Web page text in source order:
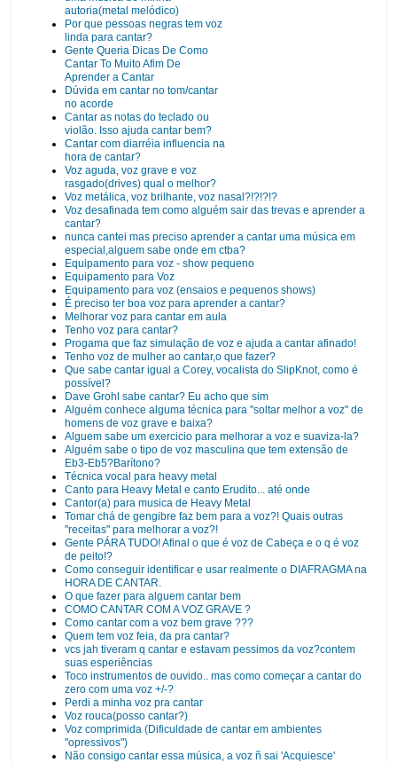
autoria(metal melódico)
Por que pessoas negras tem voz
linda para cantar?
Gente Queria Dicas De Como
Cantar To Muito Afim De
Aprender a Cantar
Dúvida em cantar no tom/cantar
no acorde
Cantar as notas do teclado ou
violão. Isso ajuda cantar bem?
Cantar com diarréia influencia na
hora de cantar?
Voz aguda, voz grave e voz
rasgado(drives) qual o melhor?
Voz metálica, voz brilhante, voz nasal?!?!?!?
Voz desafinada tem como alguém sair das trevas e aprender a
cantar?
nunca cantei mas preciso aprender a cantar uma música em
especial,alguem sabe onde em ctba?
Equipamento para voz - show pequeno
Equipamento para Voz
Equipamento para voz (ensaios e pequenos shows)
É preciso ter boa voz para aprender a cantar?
Melhorar voz para cantar em aula
Tenho voz para cantar?
Progama que faz simulação de voz e ajuda a cantar afinado!
Tenho voz de mulher ao cantar,o que fazer?
Que sabe cantar igual a Corey, vocalista do SlipKnot, como é
possível?
Dave Grohl sabe cantar? Eu acho que sim
Alguém conhece alguma técnica para "soltar melhor a voz" de
homens de voz grave e baixa?
Alguem sabe um exercicio para melhorar a voz e suaviza-la?
Alguém sabe o tipo de voz masculina que tem extensão de
Eb3-Eb5?Barítono?
Técnica vocal para heavy metal
Canto para Heavy Metal e canto Erudito... até onde
Cantor(a) para musica de Heavy Metal
Tomar chá de gengibre faz bem para a voz?! Quais outras
"receitas" para melhorar a voz?!
Gente PÁRA TUDO! Afinal o que é voz de Cabeça e o q é voz
de peito!?
Como conseguir identificar e usar realmente o DIAFRAGMA na
HORA DE CANTAR.
O que fazer para alguem cantar bem
COMO CANTAR COM A VOZ GRAVE ?
Como cantar com a voz bem grave ???
Quem tem voz feia, da pra cantar?
vcs jah tiveram q cantar e estavam pessimos da voz?contem
suas esperiências
Toco instrumentos de ouvido.. mas como começar a cantar do
zero com uma voz +/-?
Perdi a minha voz pra cantar
Voz rouca(posso cantar?)
Voz comprimida (Dificuldade de cantar em ambientes
"opressivos")
Não consigo cantar essa música, a voz ñ sai 'Acquiesce'